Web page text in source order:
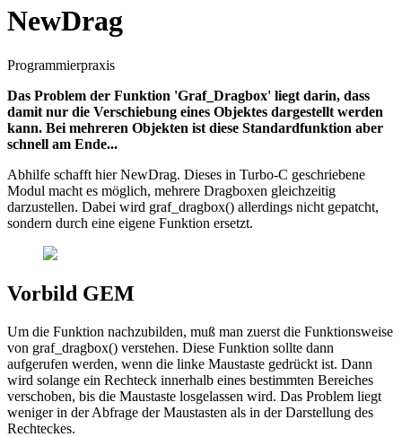
NewDrag
Programmierpraxis
Das Problem der Funktion 'Graf_Dragbox' liegt darin, dass
damit nur die Verschiebung eines Objektes dargestellt werden
kann. Bei mehreren Objekten ist diese Standardfunktion aber
schnell am Ende...
Abhilfe schafft hier NewDrag. Dieses in Turbo-C geschriebene
Modul macht es möglich, mehrere Dragboxen gleichzeitig
darzustellen. Dabei wird graf_dragbox() allerdings nicht gepatcht,
sondern durch eine eigene Funktion ersetzt.
Vorbild GEM
Um die Funktion nachzubilden, muß man zuerst die Funktionsweise
von graf_dragbox() verstehen. Diese Funktion sollte dann
aufgerufen werden, wenn die linke Maustaste gedrückt ist. Dann
wird solange ein Rechteck innerhalb eines bestimmten Bereiches
verschoben, bis die Maustaste losgelassen wird. Das Problem liegt
weniger in der Abfrage der Maustasten als in der Darstellung des
Rechteckes.